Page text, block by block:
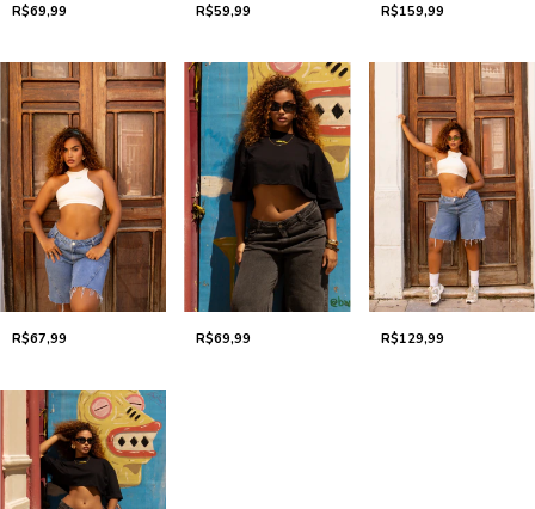
R$69,99 R$59,99 R$159,99
R$67,99 R$69,99 R$129,99